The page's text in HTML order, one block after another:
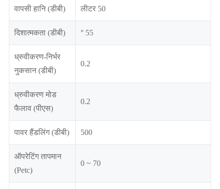
वापसी हानि (डीबी) लीटर 50
दिशात्मकता (डीबी) ° 55
ध्रुवीकरण-निर्भर
नुकसान (डीबी)
0.2
ध्रुवीकरण मोड
फैलाव (पीएस)
0.2
पावर हैंडलिंग (डीबी) 500
ऑपरेटिंग तापमान
(Petc)
0 ~ 70